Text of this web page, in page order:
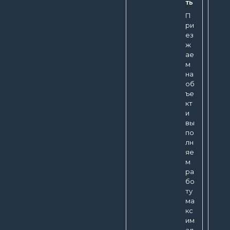
ть
П
ри
ез
ж
ае
м
на
об
ъе
кт
и
вы
по
лн
яе
м
ра
бо
ту
ма
кс
им